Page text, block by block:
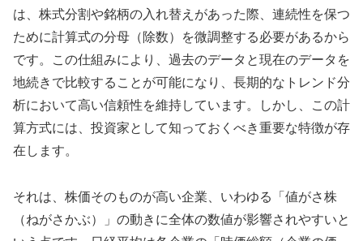
は、株式分割や銘柄の入れ替えがあった際、連続性を保つ
ために計算式の分母（除数）を微調整する必要があるから
です。この仕組みにより、過去のデータと現在のデータを
地続きで比較することが可能になり、長期的なトレンド分
析において高い信頼性を維持しています。しかし、この計
算方式には、投資家として知っておくべき重要な特徴が存
在します。
それは、株価そのものが高い企業、いわゆる「値がさ株
（ねがさかぶ）」の動きに全体の数値が影響されやすいと